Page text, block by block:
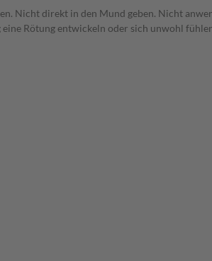
Nicht direkt in den Mund geben. Nicht
Rötung entwickeln oder sich unwohl